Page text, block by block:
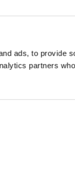
ads, to provide
partners